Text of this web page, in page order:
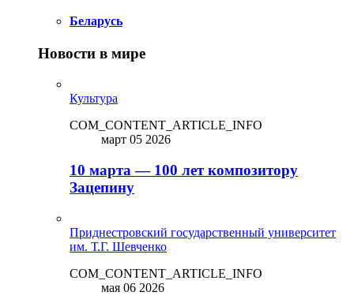
Беларусь
Новости в мире
Культура
COM_CONTENT_ARTICLE_INFO
март 05 2026
10 марта — 100 лет композитору
Зацепину
Приднестровский государственный университет
им. Т.Г. Шевченко
COM_CONTENT_ARTICLE_INFO
мая 06 2026